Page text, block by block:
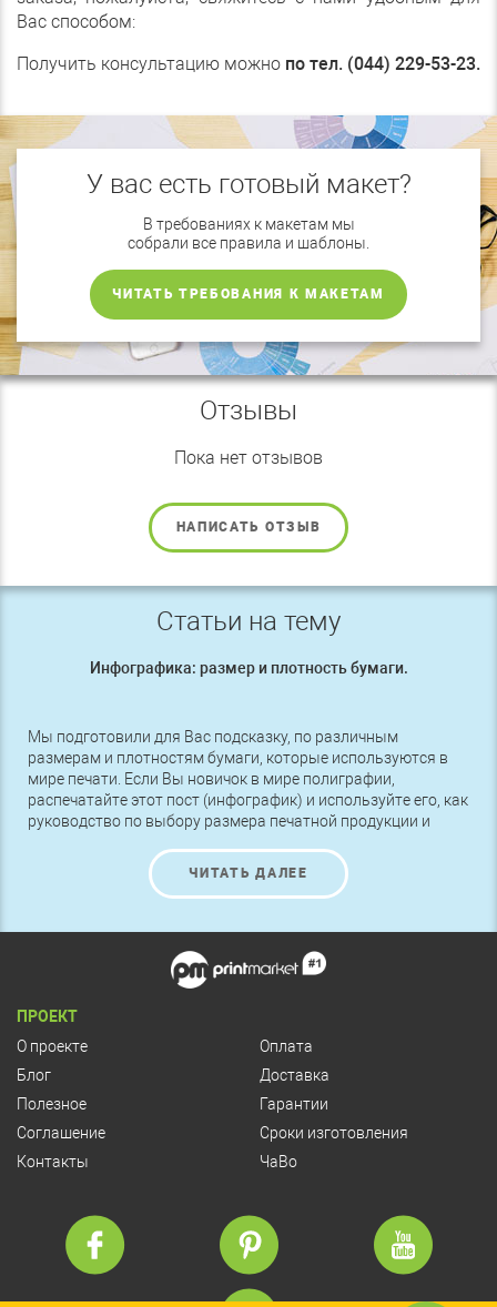
Вас способом:
Получить консультацию можно по тел. (044) 229-53-23.
У вас есть готовый макет?
В требованиях к макетам мы
собрали все правила и шаблоны.
ЧИТАТЬ ТРЕБОВАНИЯ К МАКЕТАМ
Отзывы
Пока нет отзывов
НАПИСАТЬ ОТЗЫВ
Статьи на тему
Инфографика: размер и плотность бумаги.
Мы подготовили для Вас подсказку, по различным
размерам и плотностям бумаги, которые используются в
мире печати. Если Вы новичок в мире полиграфии,
распечатайте этот пост (инфографик) и используйте его, как
руководство по выбору размера печатной продукции и
ЧИТАТЬ ДАЛЕЕ
ПРОЕКТ
О проекте
Блог
Полезное
Соглашение
Контакты
Оплата
Доставка
Гарантии
Сроки изготовления
ЧаВо